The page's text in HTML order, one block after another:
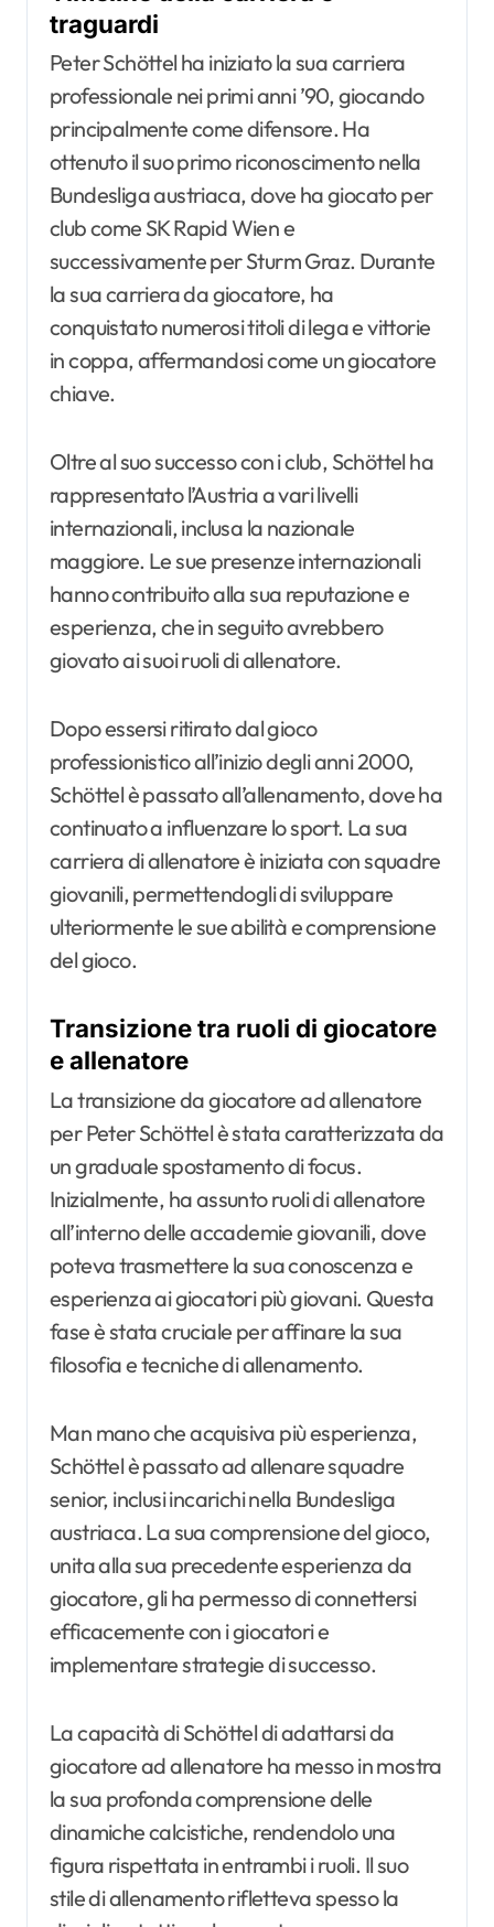
traguardi
Peter Schöttel ha iniziato la sua carriera
professionale nei primi anni ’90, giocando
principalmente come difensore. Ha
ottenuto il suo primo riconoscimento nella
Bundesliga austriaca, dove ha giocato per
club come SK Rapid Wien e
successivamente per Sturm Graz. Durante
la sua carriera da giocatore, ha
conquistato numerosi titoli di lega e vittorie
in coppa, affermandosi come un giocatore
chiave.
Oltre al suo successo con i club, Schöttel ha
rappresentato l’Austria a vari livelli
internazionali, inclusa la nazionale
maggiore. Le sue presenze internazionali
hanno contribuito alla sua reputazione e
esperienza, che in seguito avrebbero
giovato ai suoi ruoli di allenatore.
Dopo essersi ritirato dal gioco
professionistico all’inizio degli anni 2000,
Schöttel è passato all’allenamento, dove ha
continuato a influenzare lo sport. La sua
carriera di allenatore è iniziata con squadre
giovanili, permettendogli di sviluppare
ulteriormente le sue abilità e comprensione
del gioco.
Transizione tra ruoli di giocatore
e allenatore
La transizione da giocatore ad allenatore
per Peter Schöttel è stata caratterizzata da
un graduale spostamento di focus.
Inizialmente, ha assunto ruoli di allenatore
all’interno delle accademie giovanili, dove
poteva trasmettere la sua conoscenza e
esperienza ai giocatori più giovani. Questa
fase è stata cruciale per affinare la sua
filosofia e tecniche di allenamento.
Man mano che acquisiva più esperienza,
Schöttel è passato ad allenare squadre
senior, inclusi incarichi nella Bundesliga
austriaca. La sua comprensione del gioco,
unita alla sua precedente esperienza da
giocatore, gli ha permesso di connettersi
efficacemente con i giocatori e
implementare strategie di successo.
La capacità di Schöttel di adattarsi da
giocatore ad allenatore ha messo in mostra
la sua profonda comprensione delle
dinamiche calcistiche, rendendolo una
figura rispettata in entrambi i ruoli. Il suo
stile di allenamento rifletteva spesso la